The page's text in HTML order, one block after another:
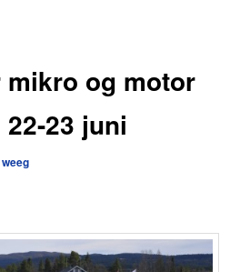
og motor
23 juni
weeg